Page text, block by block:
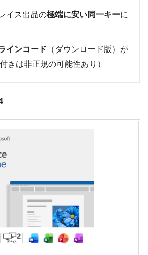
イス出品の極端に安い同一キーに
インコード （ダウンロード版）が
きは非正規の可能性あり）